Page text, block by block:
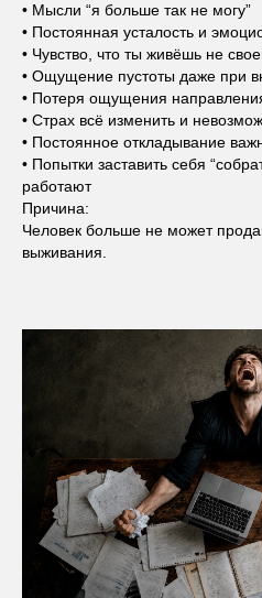
• Мысли “я больше так не могу”
• Постоянная усталость и
• Чувство, что ты живёшь не
• Ощущение пустоты даже при
• Потеря ощущения
• Страх всё изменить и
• Постоянное откладывание
• Попытки заставить себя
работают
Причина:
Человек больше не может
выживания.